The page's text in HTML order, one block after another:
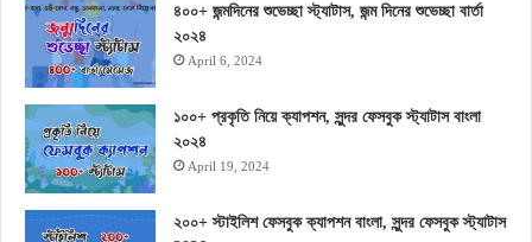
৪০০+ জন্মদিনের শুভেচ্ছা স্ট্যাটাস, জন্ম দিনের শুভেচ্ছা বার্তা
২০২৪
April 6, 2024
১০০+ প্রকৃতি নিয়ে ক্যাপশন, সুন্দর ফেসবুক স্ট্যাটাস বাংলা
২০২৪
April 19, 2024
২০০+ স্টাইলিশ ফেসবুক ক্যাপশন বাংলা, সুন্দর ফেসবুক স্ট্যাটাস